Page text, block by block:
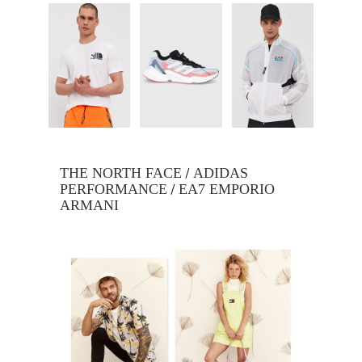
THE NORTH FACE / ADIDAS
PERFORMANCE / EA7 EMPORIO
ARMANI